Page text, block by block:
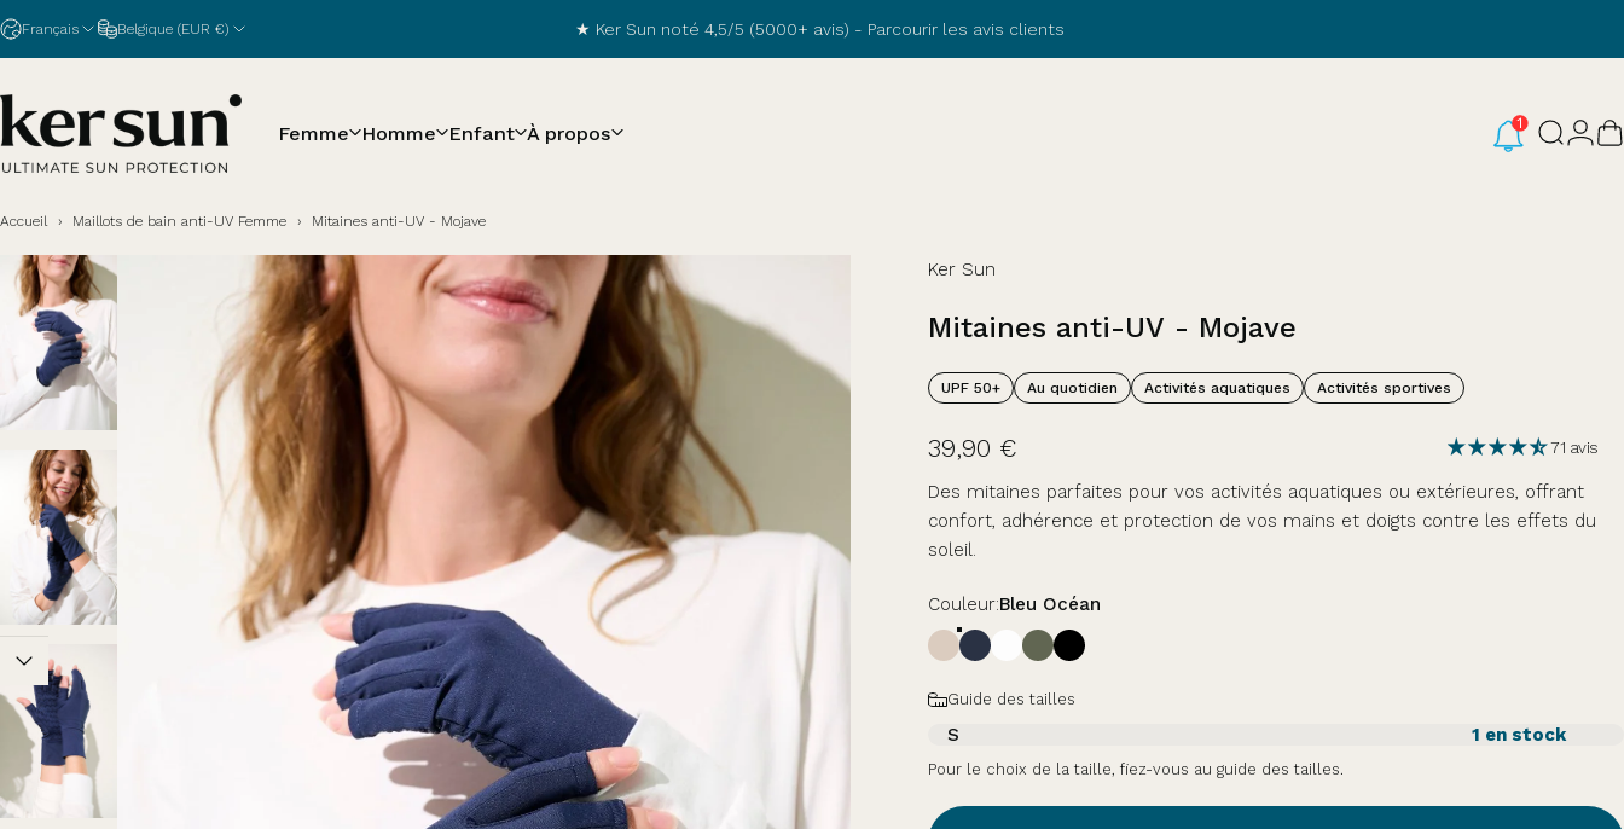
★ Ker Sun noté 4,5/5 (5000+ avis) - Parcourir les avis clients
Français Belgique (EUR €)
Ker Sun Femme Homme Enfant À propos
Accueil › Maillots de bain anti-UV Femme › Mitaines anti-UV - Mojave
Ker Sun
Mitaines anti-UV - Mojave
UPF 50+ Au quotidien Activités aquatiques Activités sportives
39,90 € 71 avis
Des mitaines parfaites pour vos activités aquatiques ou extérieures, offrant
confort, adhérence et protection de vos mains et doigts contre les effets du
soleil.
Couleur
Couleur:Bleu Océan
TailleGuide des tailles
S 1 en stock
Pour le choix de la taille, fiez-vous au guide des tailles.